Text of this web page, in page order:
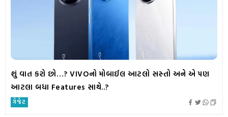
શું વાત કરો છો…? VIVOનો મોબાઈલ આટલો સસ્તો અને એ પણ
આટલા બધા Features સાથે..?
ગેજેટ